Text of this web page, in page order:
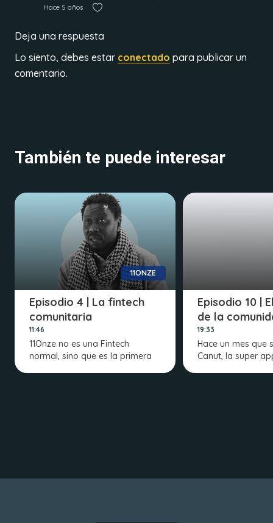
Hace 5 años
Deja una respuesta
Lo siento, debes estar conectado para publicar un
comentario.
También te puede interesar
11ONZE
Episodio 4 | La fintech
comunitaria
11:46
11Onze no es una Fintech
normal, sino que es la primera
Episodio 10 |
de la
19:33
Hace un mes que
Canut, la super